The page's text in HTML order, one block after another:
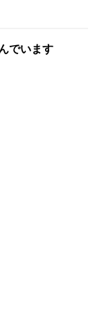
でいます